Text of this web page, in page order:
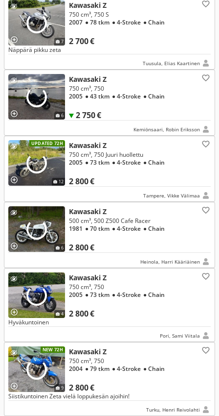
7
Kawasaki Z
2 700 €
750 cm³, 750 S
2007 ● 78 tkm ● 4-Stroke ● Chain
Näppärä pikku zeta
Tuusula, Elias Kaartinen
6
Kawasaki Z
2 750 €
750 cm³, 750
2005 ● 43 tkm ● 4-Stroke ● Chain
Kemiönsaari, Robin Eriksson
UPDATED 72H
12
Kawasaki Z
2 800 €
750 cm³, 750 Juuri huollettu
2005 ● 73 tkm ● 4-Stroke ● Chain
Tampere, Vikke Välimaa
6
Kawasaki Z
2 800 €
500 cm³, 500 Z500 Cafe Racer
1981 ● 70 tkm ● 4-Stroke ● Chain
Heinola, Harri Kääriäinen
4
Kawasaki Z
2 800 €
750 cm³, 750
2005 ● 73 tkm ● 4-Stroke ● Chain
Hyväkuntoinen
Pori, Sami Viitala
NEW 72H
9
Kawasaki Z
2 800 €
750 cm³, 750
2004 ● 79 tkm ● 4-Stroke ● Chain
Siistikuntoinen Zeta vielä loppukesän ajoihin!
Turku, Henri Reivolahti